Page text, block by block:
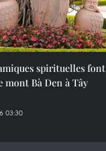
spirituelles font
mont Bà Den à Tây
03:30